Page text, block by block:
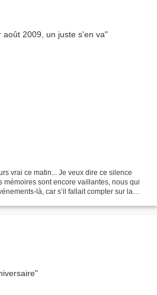
vrai ce matin... Je veux dire ce silence
mémoires sont encore vaillantes, nous qui
là, car s’il fallait compter sur la